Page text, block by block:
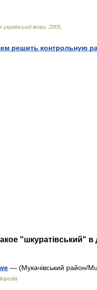
мови 2005
решить контрольную
"шкуратівський" в
— (Мукачівський район/